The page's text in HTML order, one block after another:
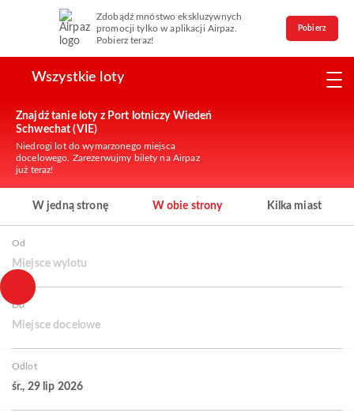
Zdobądź mnóstwo ekskluzywnych
promocji tylko w aplikacji Airpaz.
Pobierz teraz!
Pobierz
Wszystkie loty
Znajdź tanie loty z Port lotniczy Wiedeń
Schwechat (VIE)
Niedrogi lot do wymarzonego miejsca
docelowego. Zarezerwujmy bilety na Airpaz
już teraz!
W jedną stronę W obie strony Kilka miast
Od
Miejsce wylotu
Do
Miejsce docelowe
Odlot
śr., 29 lip 2026